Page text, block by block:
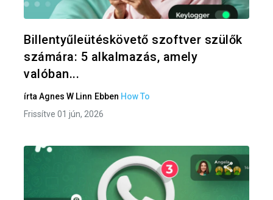
Billentyűleütéskövető szoftver szülők
számára: 5 alkalmazás, amely
valóban...
írta Agnes W Linn Ebben How To
Frissítve 01 jún, 2026
Oszd